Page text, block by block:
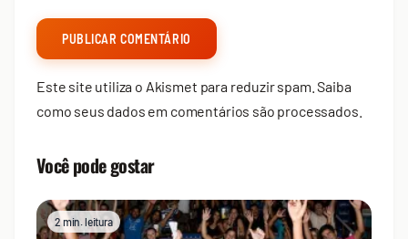
Este site utiliza o Akismet para reduzir spam.Saiba
como seus dados em comentários são processados
Você pode gostar
2 min. leitura